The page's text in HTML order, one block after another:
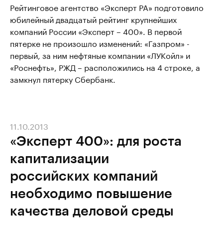
Рейтинговое агентство «Эксперт РА» подготовило
юбилейный двадцатый рейтинг крупнейших
компаний России «Эксперт – 400». В первой
пятерке не произошло изменений: «Газпром» -
первый, за ним нефтяные компании «ЛУКойл» и
«Роснефть», РЖД – расположились на 4 строке, а
замкнул пятерку Сбербанк.
«Эксперт 400»: для роста
капитализации
российских компаний
необходимо повышение
качества деловой среды
11.10.2013